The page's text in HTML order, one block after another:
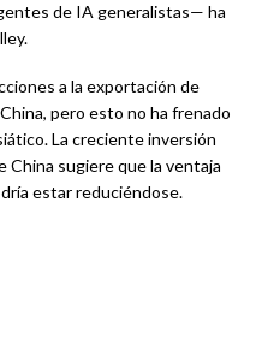
de IA generalistas— ha
a la exportación de
pero esto no ha frenado
La creciente inversión
sugiere que la ventaja
estar reduciéndose.